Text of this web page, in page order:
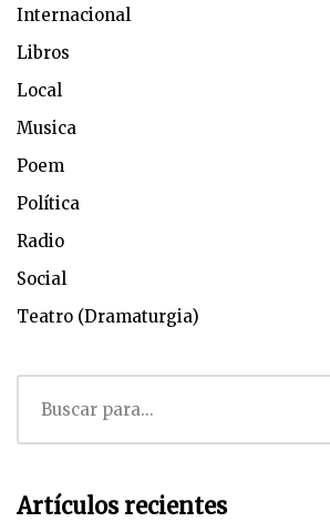
Internacional
Libros
Local
Musica
Poem
Política
Radio
Social
Teatro (Dramaturgia)
Artículos recientes